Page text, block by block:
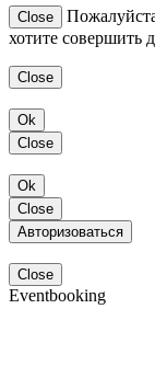
Close
хотите совершить
Close
Ok
Close
Ok
Close
Авторизоваться
Close
Eventbooking